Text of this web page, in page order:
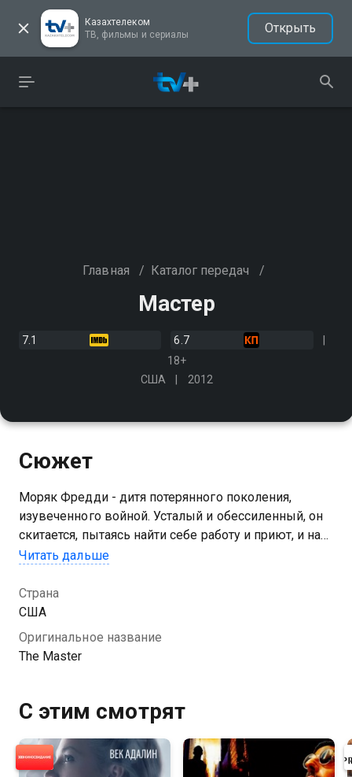
Казахтелеком
ТВ, фильмы и сериалы
Открыть
Главная / Каталог передач /
Мастер
7.1
6.7
18+
США
2012
Сюжет
Моряк Фредди - дитя потерянного поколения,
изувеченного войной. Усталый и обессиленный, он
скитается, пытаясь найти себе работу и приют, и на
своем пути встречает создателя новой секты. К
помощником…
Читать дальше
Страна
США
Оригинальное название
The Master
С этим смотрят